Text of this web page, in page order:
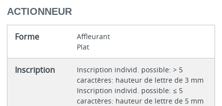
ACTIONNEUR
Forme
Affleurant
Plat
Inscription
Inscription individ. possible: > 5
caractères: hauteur de lettre de 3 mm
Inscription individ. possible: ≤ 5
caractères: hauteur de lettre de 5 mm